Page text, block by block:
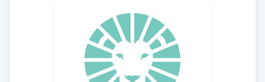
Fransförlängning Megavolym